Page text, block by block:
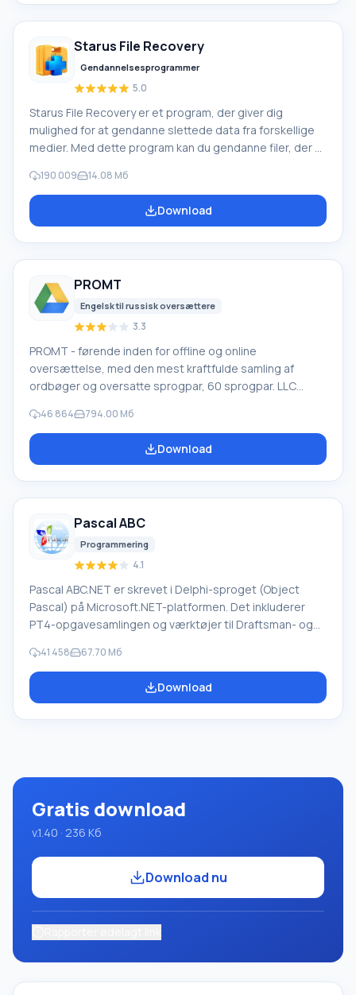
Starus File Recovery
Gendannelsesprogrammer
5.0
Starus File Recovery er et program, der giver dig
mulighed for at gendanne slettede data fra forskellige
medier. Med dette program kan du gendanne filer, der er
slettet uden om papirkurven, skjult af ondsindet
software, mistet på grund af softwarefejl, fuldstændig
tømning af papirkurven, formatering eller sletning af
190 009 14.08 Мб
Download
PROMT
Engelsk til russisk oversættere
3.3
PROMT - førende inden for offline og online
oversættelse, med den mest kraftfulde samling af
ordbøger og oversatte sprogpar, 60 sprogpar. LLC
oversættelsessystemer til private brugere og
virksomheder. PROMT-software giver oversættelse af
enhver tekst ved hjælp af indbyggede ordbøger,
udenlandsk firma
46 864 794.00 Мб
Download
Pascal ABC
Programmering
4.1
Pascal ABC.NET er skrevet i Delphi-sproget (Object
Pascal) på Microsoft.NET-platformen. Det inkluderer
PT4-opgavesamlingen og værktøjer til Draftsman- og
lærer programmering. Hovedformålet med Pascal
ABC.NET-programmeringssystemet er at studere og
undervise i moderne programmeringssprog. Funktioner
41 458 67.70 Мб
Download
Gratis download
v.1.40 · 236 Кб
Download nu